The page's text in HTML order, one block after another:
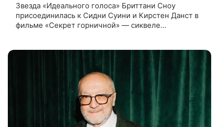
Звезда «Идеального голоса» Бриттани Сноу
присоединилась к Сидни Суини и Кирстен Данст в
фильме «Секрет горничной» — сиквеле